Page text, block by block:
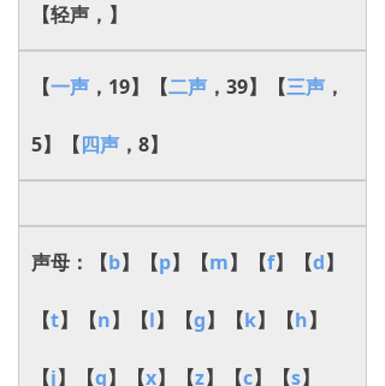
【轻声，】
【一声 ，19】【二声 ，39】【三声 ，
5】【四声 ，8】
声母：【b】【p】【m】【f】【d】
【t】【n】【l】【g】【k】【h】
【j】【q】【x】【z】【c】【s】